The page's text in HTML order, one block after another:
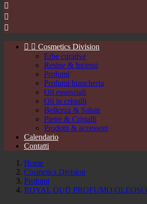



  Cosmetics Division
Erbe curative
Resine & Incensi
Profumi
Profumi biancheria
Oli essenziali
Oli in cristalli
Bellezza & Salute
Pietre & Cristalli
Prodotti & accessori
Calendario
Contatti
Home
Cosmetics Division
Profumi
ROYAL OUD PROFUMO OLEOSO